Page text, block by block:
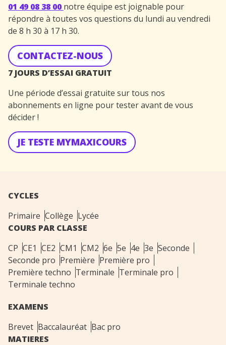
01 49 08 38 00 notre équipe est joignable pour
répondre à toutes vos questions du lundi au vendredi
de 8 h 30 à 17 h 30.
CONTACTEZ-NOUS
7 JOURS D’ESSAI GRATUIT
Une période d’essai gratuite sur tous nos
abonnements en ligne pour tester avant de vous
décider !
JE TESTE MYMAXICOURS
CYCLES
Primaire Collège Lycée
COURS PAR CLASSE
CP CE1 CE2 CM1 CM2 6e 5e 4e 3e Seconde
Seconde pro Première Première pro
Première techno Terminale Terminale pro
Terminale techno
EXAMENS
Brevet Baccalauréat Bac pro
MATIERES